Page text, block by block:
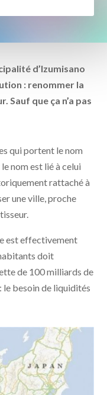
d’Izumisano
: renommer la
Sauf que ça n’a pas
qui portent le nom
nom est lié à celui
rattaché à
une ville, proche
est effectivement
doit
de 100 milliards de
le besoin de liquidités